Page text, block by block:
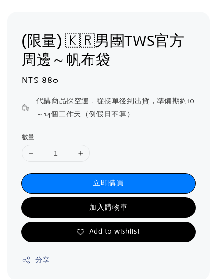
(限量) 🇰🇷男團TWS官方
周邊～帆布袋
Regular
NT$ 880
代購商品採空運，從接單後到出貨，準備期約10
～14個工作天（例假日不算）
數量
立即購買
加入購物車
Add to wishlist
分享